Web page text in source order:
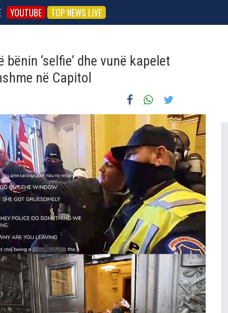
YOUTUBE TOP NEWS LIVE
‘selfie’ dhe vunë kapelet
në Capitol